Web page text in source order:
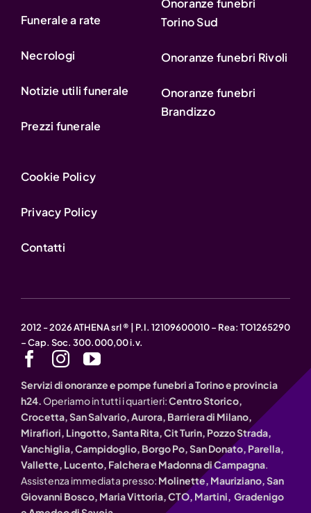
Funerale a rate
Necrologi
Notizie utili funerale
Prezzi funerale
Onoranze funebri
Torino Sud
Onoranze funebri Rivoli
Onoranze funebri
Brandizzo
Cookie Policy
Privacy Policy
Contatti
2012 - 2026 ATHENA srl ® | P.I. 12109600010 – Rea: TO1265290
– Cap. Soc. 300.000,00 i.v.
Servizi di onoranze e pompe funebri a Torino e provincia
h24.Operiamo in tutti i quartieri:Centro Storico,
Crocetta, San Salvario, Aurora, Barriera di Milano,
Mirafiori, Lingotto, Santa Rita, Cit Turin, Pozzo Strada,
Vanchiglia, Campidoglio, Borgo Po, San Donato, Parella,
Vallette, Lucento, Falchera e Madonna di Campagna.
Assistenza immediata presso: Molinette, Mauriziano, San
Giovanni Bosco, Maria Vittoria, CTO, Martini, Gradenigo